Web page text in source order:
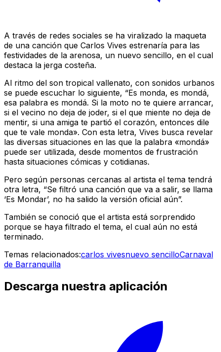
A través de redes sociales se ha viralizado la maqueta
de una canción que Carlos Vives estrenaría para las
festividades de la arenosa, un nuevo sencillo, en el cual
destaca la jerga costeña.
Al ritmo del son tropical vallenato, con sonidos urbanos
se puede escuchar lo siguiente, “Es monda, es mondá,
esa palabra es mondá. Si la moto no te quiere arrancar,
si el vecino no deja de joder, si el que miente no deja de
mentir, si una amiga te partió el corazón, entonces dile
que te vale monda». Con esta letra, Vives busca revelar
las diversas situaciones en las que la palabra «mondá»
puede ser utilizada, desde momentos de frustración
hasta situaciones cómicas y cotidianas.
Pero según personas cercanas al artista el tema tendrá
otra letra, “Se filtró una canción que va a salir, se llama
‘Es Mondar’, no ha salido la versión oficial aún”.
También se conoció que el artista está sorprendido
porque se haya filtrado el tema, el cual aún no está
terminado.
Temas relacionados:carlos vivesnuevo sencilloCarnaval
de Barranquilla
Descarga nuestra aplicación